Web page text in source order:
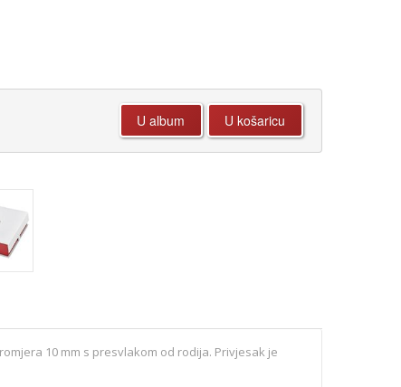
10 mm s presvlakom od rodija. Privjesak je